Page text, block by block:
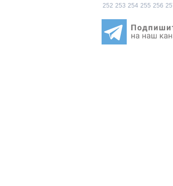
252 253 254 255 256